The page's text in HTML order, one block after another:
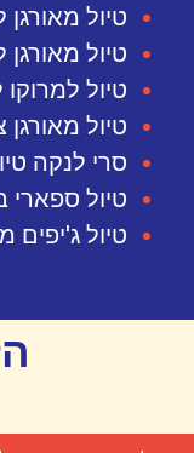
טיול מאורגן
טיול מאורגן
טיול
טיול מאורגן
סרי לנקה
טיול ספארי
טיול ג'יפים